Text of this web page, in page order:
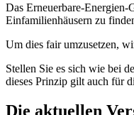
Das Erneuerbare-
Einfamilienhäusern zu
Um dies fair umzusetzen,
Stellen Sie es sich wie bei
dieses Prinzip gilt auch für
Die aktuellen